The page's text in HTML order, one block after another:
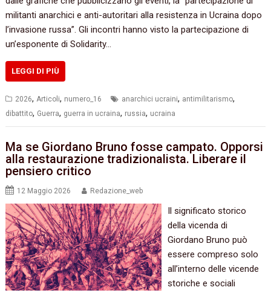
militanti anarchici e anti-autoritari alla resistenza in Ucraina dopo
l’invasione russa”. Gli incontri hanno visto la partecipazione di
un’esponente di Solidarity…
LEGGI DI PIÙ
2026,Articoli, numero_16 anarchici ucraini, antimilitarismo,
dibattito, Guerra, guerra in ucraina, russia, ucraina
Ma se Giordano Bruno fosse campato. Opporsi
alla restaurazione tradizionalista. Liberare il
pensiero critico
12 Maggio 2026 Redazione_web
Il significato storico
della vicenda di
Giordano Bruno può
essere compreso solo
all’interno delle vicende
storiche e sociali